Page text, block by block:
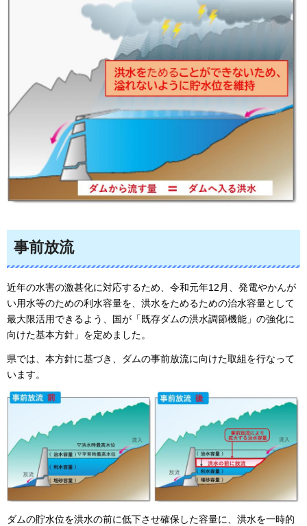
事前放流
近年の水害の激甚化に対応するため、令和元年12月、発電やかんが
い用水等のための利水容量を、洪水をためるための治水容量として
最大限活用できるよう、国が「既存ダムの洪水調節機能」の強化に
向けた基本方針」を定めました。
県では、本方針に基づき、ダムの事前放流に向けた取組を行なって
います。
ダムの貯水位を洪水の前に低下させ確保した容量に、洪水を一時的